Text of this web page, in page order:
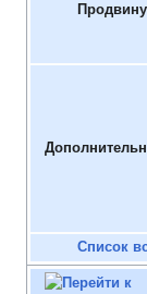
Список